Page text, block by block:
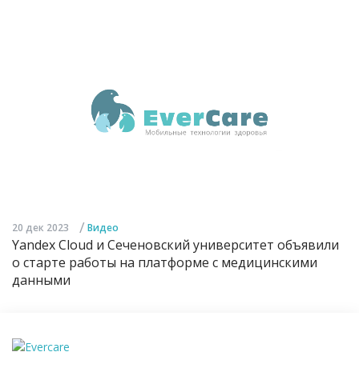
20 дек 2023 / Видео
Yandex Cloud и Сеченовский университет объявили
о старте работы на платформе с медицинскими
данными